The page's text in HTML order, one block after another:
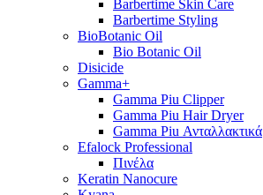
Barbertime Skin Care
Barbertime Styling
BioBotanic Oil
Bio Botanic Oil
Disicide
Gamma+
Gamma Piu Clipper
Gamma Piu Hair Dryer
Gamma Piu Ανταλλακτικά
Efalock Professional
Πινέλα
Keratin Nanocure